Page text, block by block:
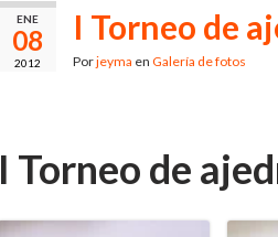
ENE
08
2012
I Torneo de
Porjeyma en Galería de fotos
I Torneo de